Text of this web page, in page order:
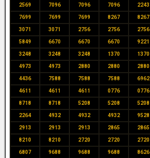
2569 7096 7096 7096 2243
7699 7699 7699 8267 8267
3071 3071 2756 2756 2756
5849 6670 6670 6670 9221
3248 3248 3248 1370 1370
4973 4973 2880 2880 2880
4436 7588 7588 7588 6962
4611 4611 4611 0776 0776
8718 8718 5208 5208 5208
2264 4932 4932 4932 9528
2913 2913 2913 2865 2865
8210 8210 2720 2720 2720
6807 9688 9688 9688 8626